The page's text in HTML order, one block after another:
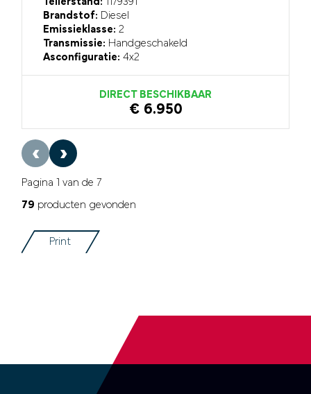
Brandstof: Diesel
Emissieklasse: 2
Transmissie: Handgeschakeld
Asconfiguratie: 4x2
DIRECT BESCHIKBAAR
€ 6.950
‹ ›
Pagina 1 van de 7
79 producten gevonden
Print